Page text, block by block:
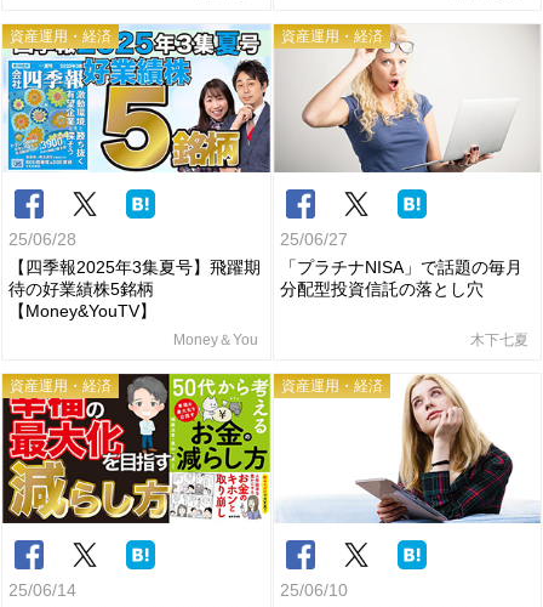
資産運用・経済
25/06/28
【四季報2025年3集夏号】飛躍期
待の好業績株5銘柄
【Money&YouTV】
Money＆You
資産運用・経済
25/06/27
「プラチナNISA」で話題の毎月
分配型投資信託の落とし穴
木下七夏
資産運用・経済
25/06/14
資産運用・経済
25/06/10